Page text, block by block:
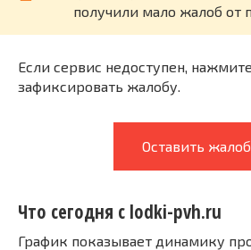
получили мало жалоб от
Если сервис недоступен,
зафиксировать жалобу.
Оставить
Что сегодня с lodki-pvh.ru
График показывает динамику